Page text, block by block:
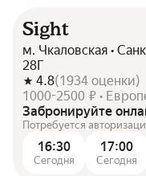
Sight
м. Чкаловская •
28Г
4.8(1934 оценки)
1000-2500 ₽ •
Забронируйте
Потребуется
16:30
Сегодня
17:00
Сегодня